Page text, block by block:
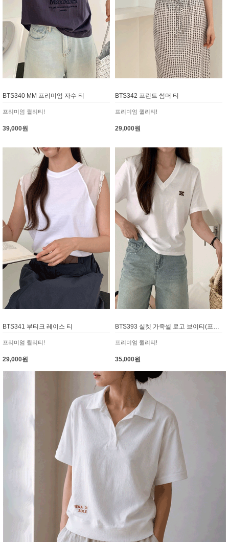
BTS340 MM 프리미엄 자수 티
프리미엄 퀼리티!
39,000원
BTS342 프린트 썸머 티
프리미엄 퀼리티!
29,000원
BTS341 부티크 레이스 티
프리미엄 퀼리티!
29,000원
BTS393 실켓 가죽셀 로고 브이티(프리미엄실켓)
프리미엄 퀼리티!
35,000원